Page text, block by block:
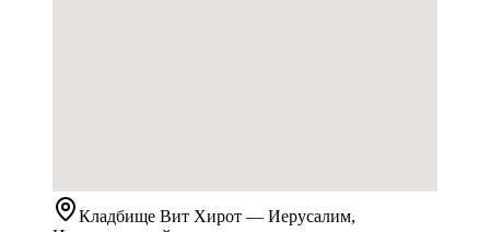
Кладбище Вит Хирот — Иерусалим,